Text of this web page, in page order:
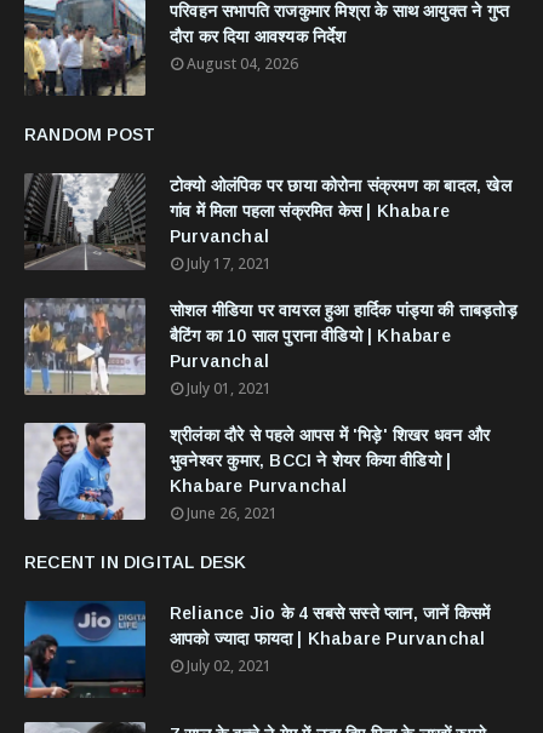
परिवहन सभापति राजकुमार मिश्रा के साथ आयुक्त ने गुप्त
दौरा कर दिया आवश्यक निर्देश
August 04, 2026
RANDOM POST
टोक्यो ओलंपिक पर छाया कोरोना संक्रमण का बादल, खेल
गांव में मिला पहला संक्रमित केस | Khabare
Purvanchal
July 17, 2021
सोशल मीडिया पर वायरल हुआ हार्दिक पांड्या की ताबड़तोड़
बैटिंग का 10 साल पुराना वीडियो | Khabare
Purvanchal
July 01, 2021
श्रीलंका दौरे से पहले आपस में 'भिड़े' शिखर धवन और
भुवनेश्वर कुमार, BCCI ने शेयर किया वीडियो |
Khabare Purvanchal
June 26, 2021
RECENT IN DIGITAL DESK
Reliance Jio के 4 सबसे सस्ते प्लान, जानें किसमें
आपको ज्यादा फायदा | Khabare Purvanchal
July 02, 2021